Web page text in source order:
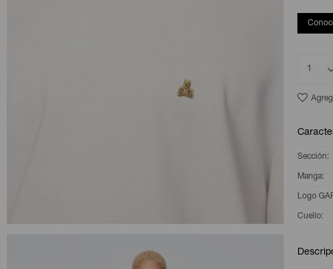
1
Sección
Manga
Logo
Cuello